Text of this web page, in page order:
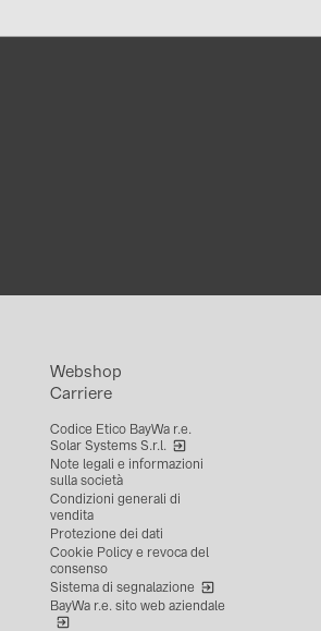
Webshop
Carriere
Codice Etico BayWa r.e.
Solar Systems S.r.l.
Note legali e informazioni
sulla società
Condizioni generali di
vendita
Protezione dei dati
Cookie Policy e revoca del
consenso
Sistema di segnalazione
BayWa r.e. sito web aziendale